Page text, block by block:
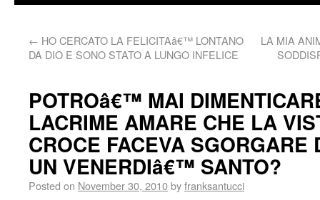
← HO CERCATO LA FELICITAâ€™ LONTANO
DA DIO E SONO STATO A LUNGO INFELICE
LA MIA
POTROâ€™ MAI
LACRIME AMARE CHE LA
CROCE FACEVA SGORGARE
UN VENERDIâ€™ SANTO?
Posted on November 30, 2010byfranksantucci